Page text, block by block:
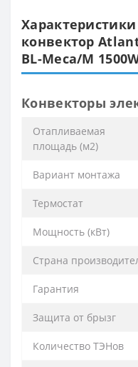
конвектор
BL-Meca/M
Конвекторы
Отапливаемая
площадь (м2)
Вариант монтажа
Термостат
Мощность (кВт)
Страна
Гарантия
Защита от брызг
Количество ТЭНов